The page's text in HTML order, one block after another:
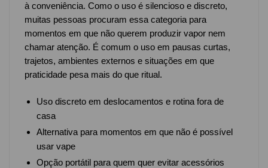
à conveniência. Como o uso é silencioso e discreto,
muitas pessoas procuram essa categoria para
momentos em que não querem produzir vapor nem
chamar atenção. É comum o uso em pausas curtas,
trajetos, ambientes externos e situações em que
praticidade pesa mais do que ritual.
Uso discreto em deslocamentos e rotina fora de
casa
Alternativa para momentos em que não é possível
usar vape
Opção portátil para quem quer evitar acessórios